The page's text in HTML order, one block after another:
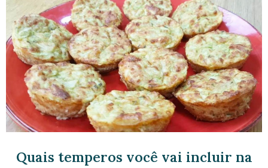
Quais temperos você vai incluir na